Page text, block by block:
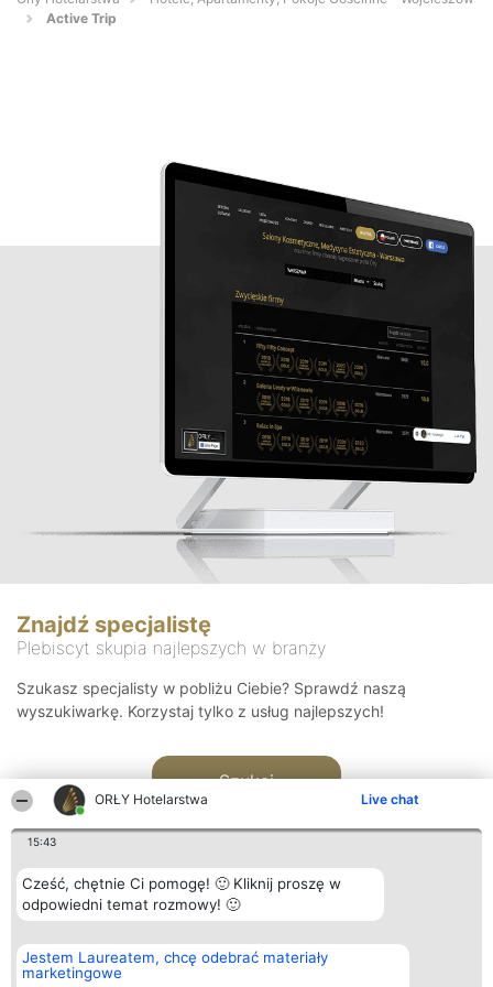
ORŁY Hotelarstwa Live chat
15:43
Cześć, chętnie Ci pomogę! 🙂 Kliknij proszę w
odpowiedni temat rozmowy! 🙂
Jestem Laureatem, chcę odebrać materiały
marketingowe
Active Trip
Znajdź specjalistę
Plebiscyt skupia najlepszych w branży
Szukasz specjalisty w pobliżu Ciebie? Sprawdź naszą
wyszukiwarkę. Korzystaj tylko z usług najlepszych!
Szukaj
Organizator plebiscytu
Bright Side Solutions sp. z o.
o. sp. k.
Plebiscyt
Laureaci
Kontakt
Kontakt